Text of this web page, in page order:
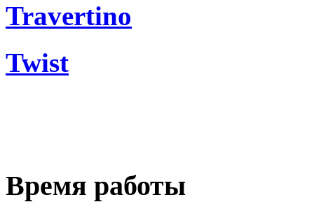
Travertino
Twist
Время работы